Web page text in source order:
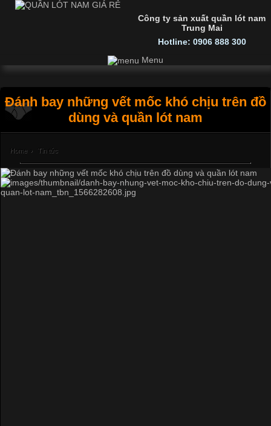
Công ty sản xuất quần lót nam
Trung Mai
Hotline: 0906 888 300
Menu
Đánh bay những vết mốc khó chịu trên đồ
dùng và quần lót nam
Home › Tin tức